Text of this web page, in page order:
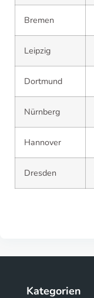
Bremen
Leipzig
Dortmund
Nürnberg
Hannover
Dresden
Kategorien